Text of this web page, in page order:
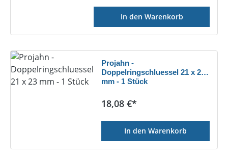
In den Warenkorb
Projahn -
Doppelringschluessel 21 x 23
mm - 1 Stück
Regulärer Preis:
18,08 €*
In den Warenkorb